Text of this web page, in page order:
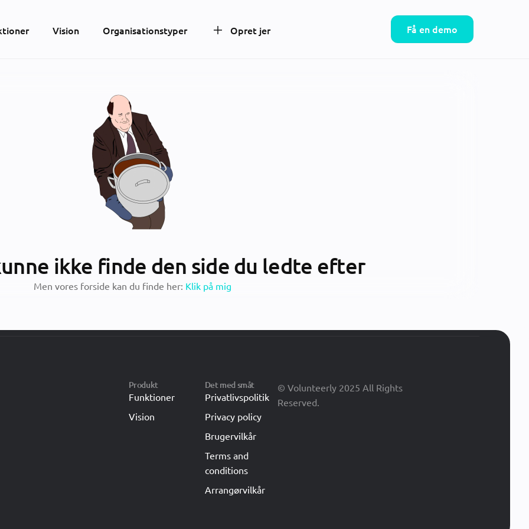
Vision Organisationstyper Opret jer Få en demo
ikke finde den side du ledte efter
Men vores forside kan du finde her: Klik på mig
Produkt
Funktioner
Vision
Det med småt
Privatlivspolitik
Privacy policy
Brugervilkår
Terms and
conditions
Arrangørvilkår
© Volunteerly 2025 All Rights
Reserved.